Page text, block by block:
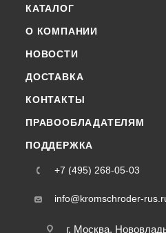
КАТАЛОГ
О КОМПАНИИ
НОВОСТИ
ДОСТАВКА
КОНТАКТЫ
ПРАВООБЛАДАТЕЛЯМ
ПОДДЕРЖКА
+7 (495) 268-05-03
info@kromschroder-
г. Москва,